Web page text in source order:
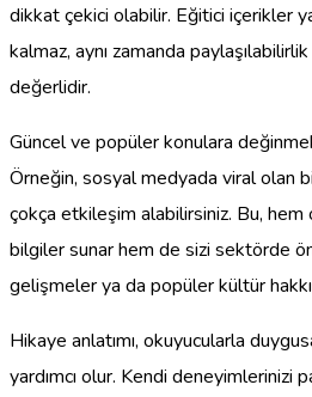
dikkat çekici olabilir. Eğitici içerikler
kalmaz, aynı zamanda
değerlidir.
Güncel ve popüler konulara
Örneğin, sosyal medyada viral olan
çokça etkileşim alabilirsiniz. Bu, hem
bilgiler sunar hem de sizi sektörde
gelişmeler ya da popüler kültür
Hikaye anlatımı, okuyucularla
yardımcı olur. Kendi deneyimlerinizi